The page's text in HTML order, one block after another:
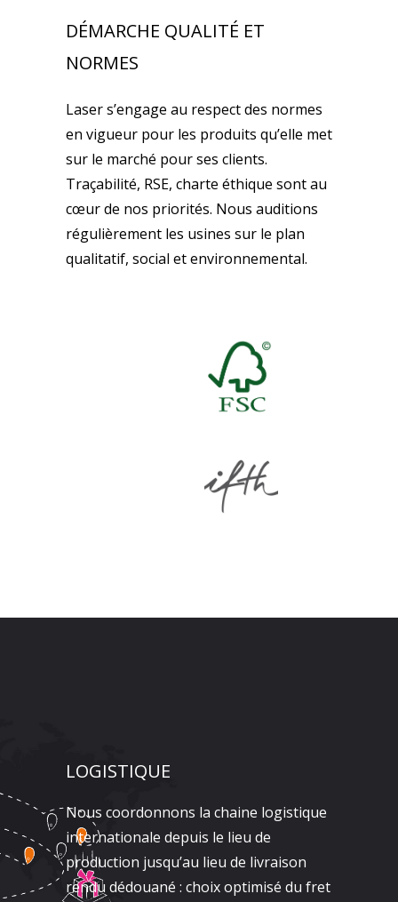
DÉMARCHE QUALITÉ ET
NORMES
Laser s’engage au respect des normes
en vigueur pour les produits qu’elle met
sur le marché pour ses clients.
Traçabilité, RSE, charte éthique sont au
cœur de nos priorités. Nous auditions
régulièrement les usines sur le plan
qualitatif, social et environnemental.
LOGISTIQUE
Nous coordonnons la chaine logistique
internationale depuis le lieu de
production jusqu’au lieu de livraison
rendu dédouané : choix optimisé du fret